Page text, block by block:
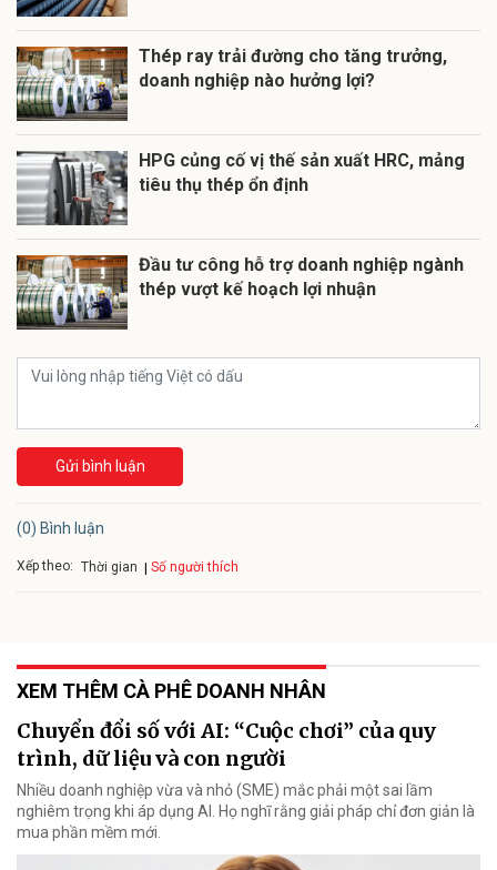
Thép ray trải đường cho tăng trưởng,
doanh nghiệp nào hưởng lợi?
HPG củng cố vị thế sản xuất HRC, mảng
tiêu thụ thép ổn định
Đầu tư công hỗ trợ doanh nghiệp ngành
thép vượt kế hoạch lợi nhuận
Gửi bình luận
(0) Bình luận
Xếp theo: Thời gian Số người thích
XEM THÊM CÀ PHÊ DOANH NHÂN
Chuyển đổi số với AI: “Cuộc chơi” của quy
trình, dữ liệu và con người
Nhiều doanh nghiệp vừa và nhỏ (SME) mắc phải một sai lầm
nghiêm trọng khi áp dụng AI. Họ nghĩ rằng giải pháp chỉ đơn giản là
mua phần mềm mới.